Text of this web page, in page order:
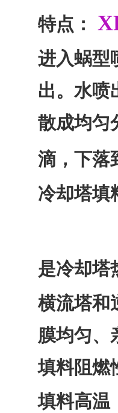
特点：
进入蜗型
出。水喷
散成均匀
滴，下落
冷却塔填
是冷却塔
横流塔和
膜均匀、
填料阻燃
填料高温